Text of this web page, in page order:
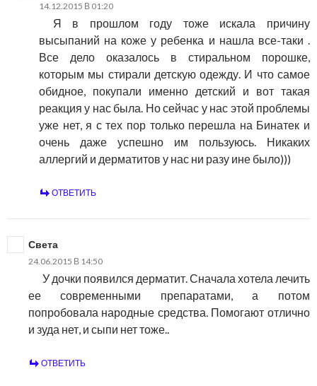
14.12.2015 В 01:20
Я в прошлом году тоже искала причину
высыпаний на коже у ребенка и нашла все-таки .
Все дело оказалось в стиральном порошке,
которым мы стирали детскую одежду. И что самое
обидное, покупали именно детский и вот такая
реакция у нас была. Но сейчас у нас этой проблемы
уже нет, я с тех пор только перешла на Бинатек и
очень даже успешно им пользуюсь. Никаких
аллергий и дерматитов у нас ни разу ине было)))
ОТВЕТИТЬ
Света
24.06.2015 В 14:50
У дочки появился дерматит. Сначала хотела лечить
ее современными препаратами, а потом
попробовала народные средства. Помогают отлично
и зуда нет, и сыпи нет тоже..
ОТВЕТИТЬ